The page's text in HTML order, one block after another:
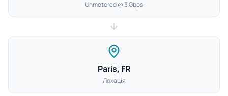
Unmetered @ 3 Gbps
Paris, FR
Локація